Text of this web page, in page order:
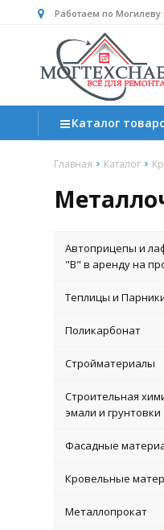
Работаем по Могилеву
Каталог
Главная Каталог
Автоприцепы и
"B" в аренду на
Теплицы и
Поликарбонат
Стройматериалы
Строительная
эмали и грунтовки
Фасадные
Кровельные
Металлопрокат